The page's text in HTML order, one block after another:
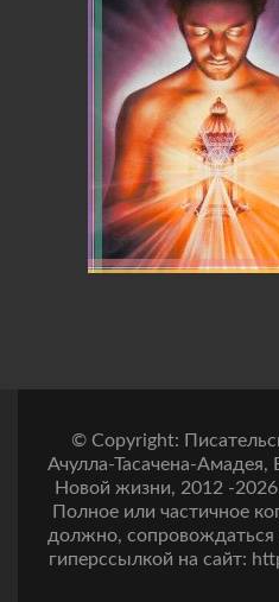
© Copyright:
Ачулла-Тасачена-
Новой жизни, 2012 -
Полное или частичное
должно,
гиперссылкой на сайт: